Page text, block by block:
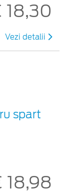
18,30
Vezi detalii
spart
18,98